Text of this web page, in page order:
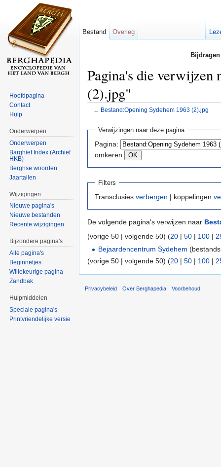
Pagina's die verwijzen
(2).jpg"
← Bestand:Opening Sydehem 1963 (2).jpg
Verwijzingen naar deze pagina
Pagina:
omkeren
Filters
Transclusies verbergen | koppelingen
De volgende pagina's verwijzen naar
(vorige 50 | volgende 50) (20 | 50 | 100 |
Bejaardencentrum Sydehem
(vorige 50 | volgende 50) (20 | 50 | 100 |
Bestand Overleg
Hoofdpagina
Contact
Hulp
Onderwerpen
Onderwerpen
Barghief Index (Archief
HKB)
Berghse woorden
Jaartallen
Wijzigingen
Nieuwe pagina's
Nieuwe bestanden
Recente wijzigingen
Bijzondere pagina's
Alle pagina's
Beginnetjes
Willekeurige pagina
Zandbak
Hulpmiddelen
Speciale pagina's
Printvriendelijke versie
Privacybeleid Over Berghapedia Voorbehoud